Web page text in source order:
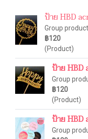
ป้าย HBD
Group product
฿120
(Product)
ป้าย
Group
฿120
(Product)
ป้าย
Group